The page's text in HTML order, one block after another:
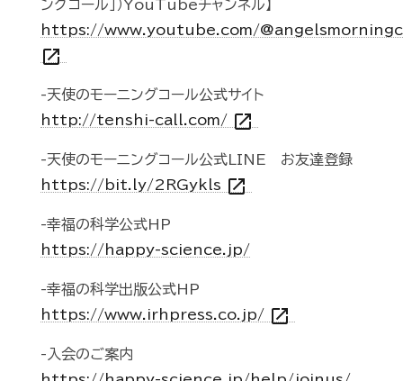
ングコール」）YouTubeチャンネル】
https://www.youtube.com/
open_in_new
-天使のモーニングコール公式サイト
http://tenshi-call.com/ open_in_new
-天使のモーニングコール公式LINE お友達登録
https://bit.ly/2RGykls open_in_new
-幸福の科学公式HP
https://happy-science.jp/
-幸福の科学出版公式HP
https://www.irhpress.co.jp/ open_in_new
-入会のご案内